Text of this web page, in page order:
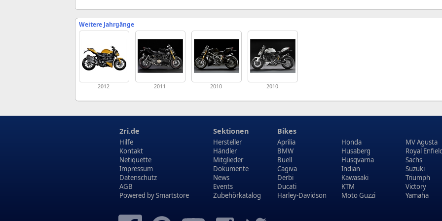
Weitere Jahrgänge
2012 2011 2010 2010
2ri.de
Hilfe
Kontakt
Netiquette
Impressum
Datenschutz
AGB
Powered bySmartstore
Sektionen
Hersteller
Händler
Mitglieder
Dokumente
News
Events
Zubehörkatalog
Bikes
Aprilia
BMW
Buell
Cagiva
Derbi
Ducati
Harley-Davidson
Honda
Husaberg
Husqvarna
Indian
Kawasaki
KTM
Moto Guzzi
MV Agusta
Royal
Sachs
Suzuki
Triumph
Victory
Yamaha